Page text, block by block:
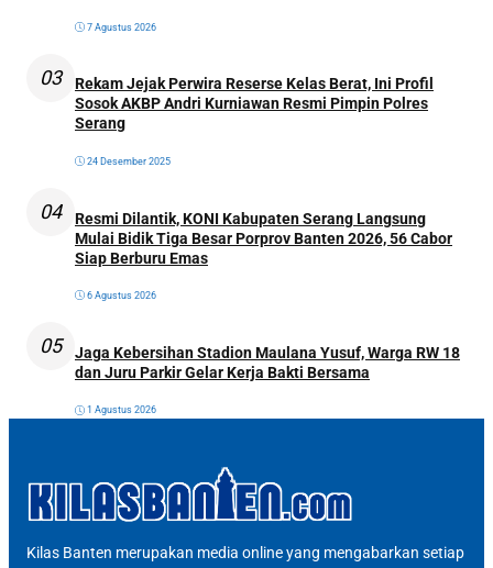
7 Agustus 2026
03
Rekam Jejak Perwira Reserse Kelas Berat, Ini Profil
Sosok AKBP Andri Kurniawan Resmi Pimpin Polres
Serang
24 Desember 2025
04
Resmi Dilantik, KONI Kabupaten Serang Langsung
Mulai Bidik Tiga Besar Porprov Banten 2026, 56 Cabor
Siap Berburu Emas
6 Agustus 2026
05
Jaga Kebersihan Stadion Maulana Yusuf, Warga RW 18
dan Juru Parkir Gelar Kerja Bakti Bersama
1 Agustus 2026
Kilas Banten merupakan media online yang mengabarkan setiap